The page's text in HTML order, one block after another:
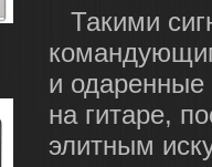
Такими
и одаренные
на гитаре,
элитным